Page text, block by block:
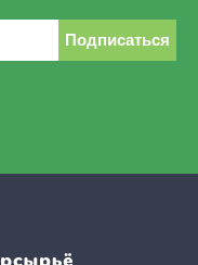
Подписаться